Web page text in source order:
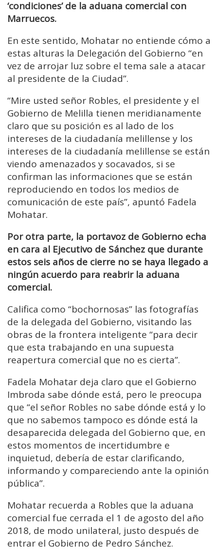
‘condiciones’ de la aduana comercial con
Marruecos.
En este sentido, Mohatar no entiende cómo a
estas alturas la Delegación del Gobierno “en
vez de arrojar luz sobre el tema sale a atacar
al presidente de la Ciudad”.
“Mire usted señor Robles, el presidente y el
Gobierno de Melilla tienen meridianamente
claro que su posición es al lado de los
intereses de la ciudadanía melillense y los
intereses de la ciudadanía melillense se están
viendo amenazados y socavados, si se
confirman las informaciones que se están
reproduciendo en todos los medios de
comunicación de este país”, apuntó Fadela
Mohatar.
Por otra parte, la portavoz de Gobierno echa
en cara al Ejecutivo de Sánchez que durante
estos seis años de cierre no se haya llegado a
ningún acuerdo para reabrir la aduana
comercial.
Califica como “bochornosas” las fotografías
de la delegada del Gobierno, visitando las
obras de la frontera inteligente “para decir
que esta trabajando en una supuesta
reapertura comercial que no es cierta”.
Fadela Mohatar deja claro que el Gobierno
Imbroda sabe dónde está, pero le preocupa
que “el señor Robles no sabe dónde está y lo
que no sabemos tampoco es dónde está la
desaparecida delegada del Gobierno que, en
estos momentos de incertidumbre e
inquietud, debería de estar clarificando,
informando y compareciendo ante la opinión
pública”.
Mohatar recuerda a Robles que la aduana
comercial fue cerrada el 1 de agosto del año
2018, de modo unilateral, justo después de
entrar el Gobierno de Pedro Sánchez.